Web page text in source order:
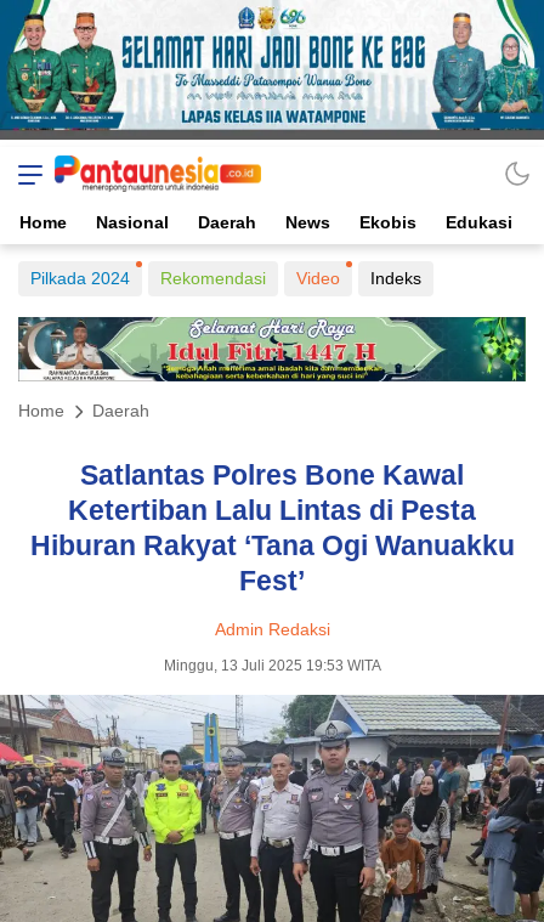
Home Nasional Daerah News Ekobis Edukasi
Pilkada 2024 Rekomendasi Video Indeks
Home Daerah
Satlantas Polres Bone Kawal
Ketertiban Lalu Lintas di Pesta
Hiburan Rakyat ‘Tana Ogi Wanuakku
Fest’
Admin Redaksi
Minggu, 13 Juli 2025 19:53 WITA